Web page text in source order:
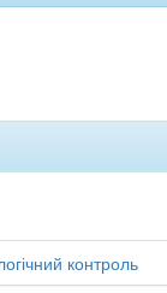
контроль